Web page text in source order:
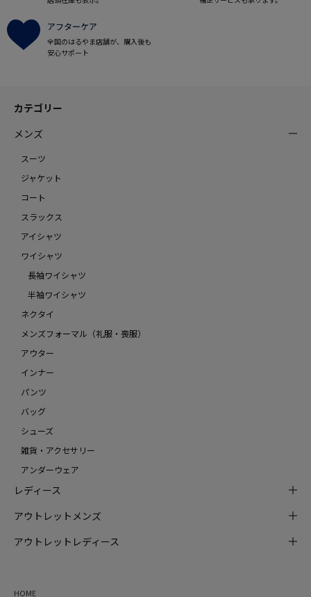
アフターケア
全国のはるやま店舗が、購入後も
安心サポート
カテゴリー
メンズ
スーツ
ジャケット
コート
スラックス
アイシャツ
ワイシャツ
長袖ワイシャツ
半袖ワイシャツ
ネクタイ
メンズフォーマル（礼服・喪服）
アウター
インナー
パンツ
バッグ
シューズ
雑貨・アクセサリー
アンダーウェア
レディース
アウトレットメンズ
アウトレットレディース
HOME